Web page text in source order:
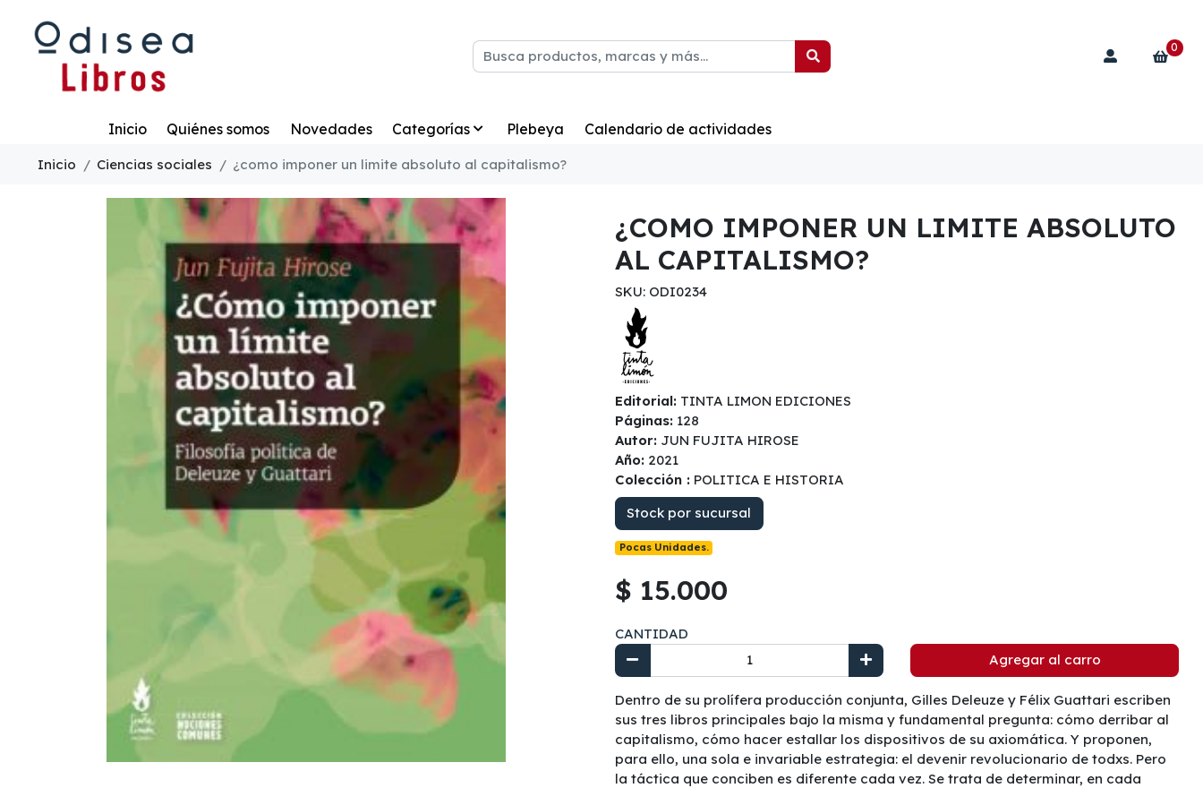
0
Inicio Quiénes somos Novedades Categorías Plebeya Calendario de actividades
Inicio Ciencias sociales ¿como imponer un limite absoluto al capitalismo?
¿COMO IMPONER UN LIMITE ABSOLUTO
AL CAPITALISMO?
SKU: ODI0234
Editorial: TINTA LIMON EDICIONES
Páginas: 128
Autor: JUN FUJITA HIROSE
Año: 2021
Colección : POLITICA E HISTORIA
Stock por sucursal
Pocas Unidades.
$ 15.000
CANTIDAD
Agregar al carro
Dentro de su prolífera producción conjunta, Gilles Deleuze y Félix Guattari escriben
sus tres libros principales bajo la misma y fundamental pregunta: cómo derribar al
capitalismo, cómo hacer estallar los dispositivos de su axiomática. Y proponen,
para ello, una sola e invariable estrategia: el devenir revolucionario de todxs. Pero
la táctica que conciben es diferente cada vez. Se trata de determinar, en cada